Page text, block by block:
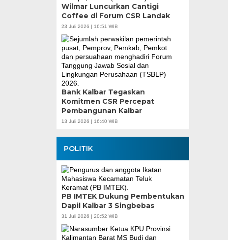
Wilmar Luncurkan Cantigi
Coffee di Forum CSR Landak
23 Juli 2026 | 16:51 WIB
Bank Kalbar Tegaskan
Komitmen CSR Percepat
Pembangunan Kalbar
13 Juli 2026 | 16:40 WIB
POLITIK
PB IMTEK Dukung Pembentukan
Dapil Kalbar 3 Singbebas
31 Juli 2026 | 20:52 WIB